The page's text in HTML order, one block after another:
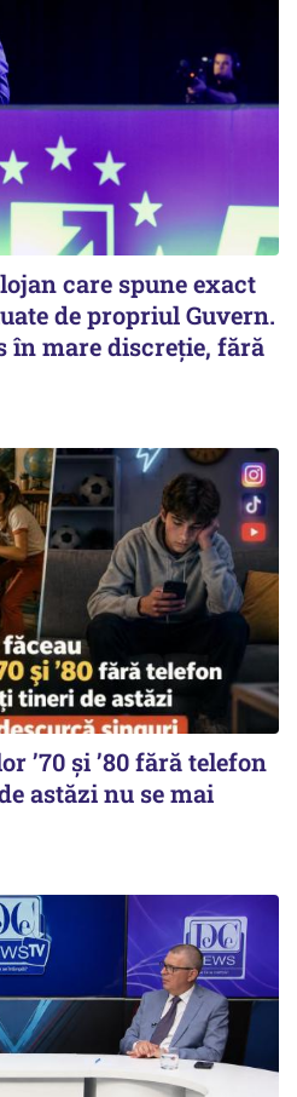
care spune exact
de propriul Guvern.
în mare discreție, fără
’70 și ’80 fără telefon
astăzi nu se mai